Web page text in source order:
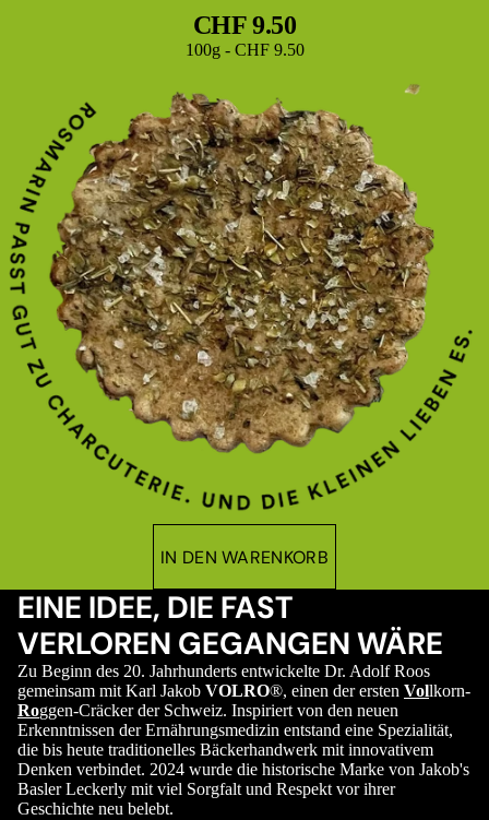
CHF 9.50
Grundpreis
100g - CHF 9.50
IN DEN WARENKORB
EINE IDEE, DIE FAST
VERLOREN GEGANGEN WÄRE
Zu Beginn des 20. Jahrhunderts entwickelte Dr. Adolf Roos
gemeinsam mit Karl Jakob VOLRO®, einen der ersten Vollkorn-
Roggen-Cräcker der Schweiz. Inspiriert von den neuen
Erkenntnissen der Ernährungsmedizin entstand eine Spezialität,
die bis heute traditionelles Bäckerhandwerk mit innovativem
Denken verbindet. 2024 wurde die historische Marke von Jakob's
Basler Leckerly mit viel Sorgfalt und Respekt vor ihrer
Geschichte neu belebt.